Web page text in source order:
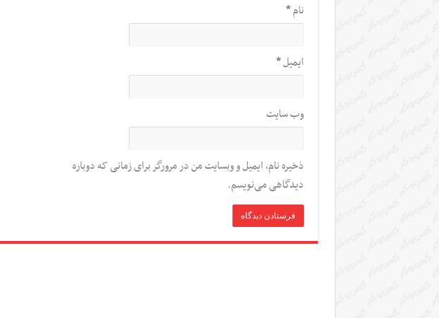
نام*
ایمیل*
وب‌ سایت
ذخیره نام، ایمیل و وبسایت من در مرورگر برای زمانی که دوباره
دیدگاهی می‌نویسم.